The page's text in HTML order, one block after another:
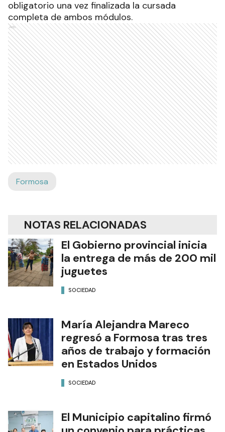
obligatorio una vez finalizada la cursada
completa de ambos módulos.
Ads
Formosa
NOTAS RELACIONADAS
El Gobierno provincial inicia
la entrega de más de 200 mil
juguetes
SOCIEDAD
María Alejandra Mareco
regresó a Formosa tras tres
años de trabajo y formación
en Estados Unidos
SOCIEDAD
El Municipio capitalino firmó